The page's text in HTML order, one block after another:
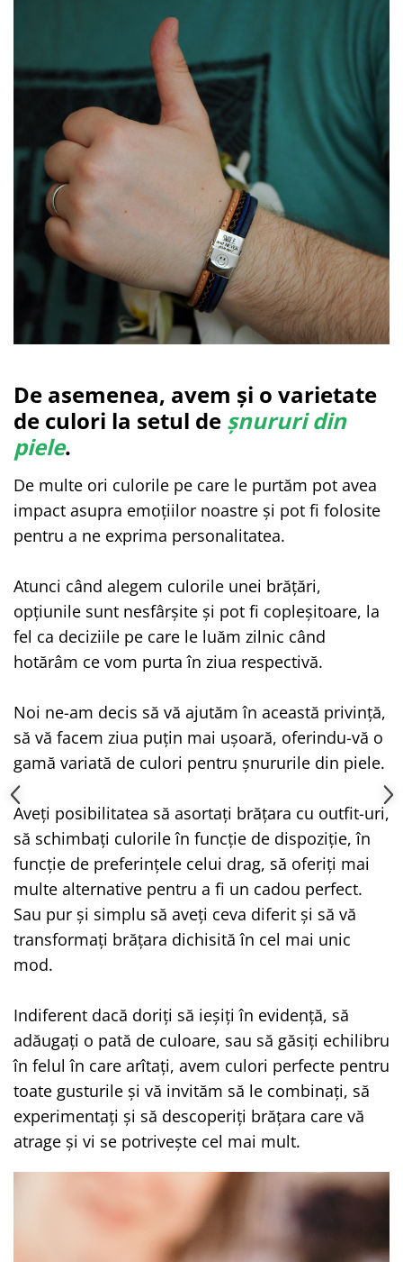
De asemenea, avem și o varietate
de culori la setul de șnururi din
piele.
De multe ori culorile pe care le purtăm pot avea
impact asupra emoțiilor noastre și pot fi folosite
pentru a ne exprima personalitatea.
Atunci când alegem culorile unei brățări,
opțiunile sunt nesfârșite și pot fi copleșitoare, la
fel ca deciziile pe care le luăm zilnic când
hotărâm ce vom purta în ziua respectivă.
Noi ne-am decis să vă ajutăm în această privință,
să vă facem ziua puțin mai ușoară, oferindu-vă o
gamă variată de culori pentru șnururile din piele.
Aveți posibilitatea să asortați brățara cu outfit-uri,
să schimbați culorile în funcție de dispoziție, în
funcție de preferințele celui drag, să oferiți mai
multe alternative pentru a fi un cadou perfect.
Sau pur și simplu să aveți ceva diferit și să vă
transformați brățara dichisită în cel mai unic
mod.
Indiferent dacă doriți să ieșiți în evidență, să
adăugați o pată de culoare, sau să găsiți echilibru
în felul în care arîtați, avem culori perfecte pentru
toate gusturile și vă invităm să le combinați, să
experimentați și să descoperiți brățara care vă
atrage și vi se potrivește cel mai mult.